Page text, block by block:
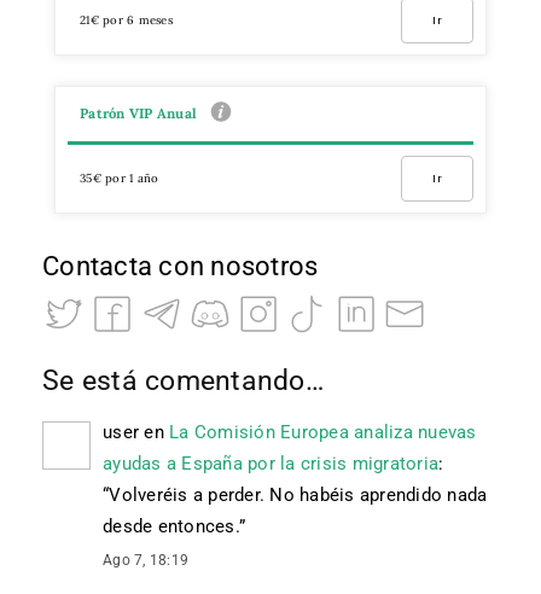
21€ por 6 meses Ir
Patrón VIP Anual
35€ por 1 año Ir
Contacta con nosotros
Se está comentando…
user en La Comisión Europea analiza nuevas
ayudas a España por la crisis migratoria:
“Volveréis a perder. No habéis aprendido nada
desde entonces.”
Ago 7, 18:19